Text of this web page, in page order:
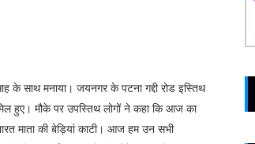
के साथ मनाया। जयनगर के पटना गद्दी रोड इस्तिथ
हुए। मौके पर उपस्तिथ लोगों ने कहा कि आज का
माता की बेड़ियां काटी। आज हम उन सभी